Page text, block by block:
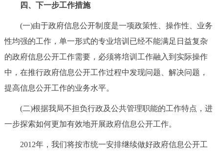
四、下一步工作措施
(一)由于政府信息公开制度是一项政策性、操作性、业务
性均强的工作，单一形式的专业培训已经不能满足日益复杂
的政府信息公开工作需要，必须将培训工作融入到实际操作
中，在推行政府信息公开工作过程中发现问题、解决问题，
提高信息公开工作的业务水平。
(二)根据我局不担负行政及公共管理职能的工作特点，进
一步探索如何更加有效地开展政府信息公开工作。
2012年，我们将按市统一安排继续做好政府信息公开工